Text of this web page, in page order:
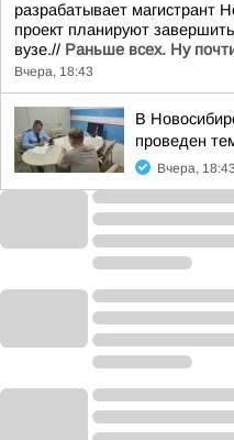
разрабатывает магистрант
проект планируют
вузе.// Раньше всех. Ну
Вчера, 18:43
В
проведен
Вчера, 18:43